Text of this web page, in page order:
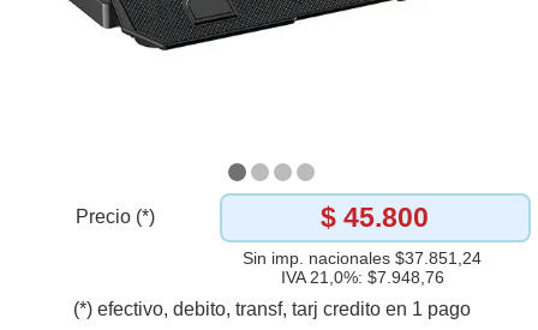
Precio (*) $ 45.800
Sin imp. nacionales $37.851,24
IVA 21,0%: $7.948,76
(*) efectivo, debito, transf, tarj credito en 1 pago